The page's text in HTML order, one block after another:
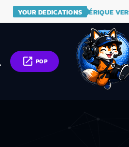
YOUR DEDICATIONS
BALL (GÉNÉRIQUE VERSION
open_in_new POP